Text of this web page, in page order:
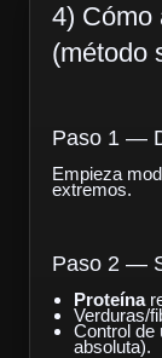
4) Cómo
(método
Paso 1 —
Empieza
extremos.
Paso 2 —
Proteína
Verduras/
Control de
absoluta).